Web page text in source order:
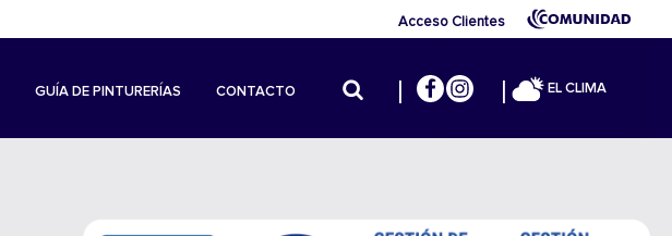
Acceso Clientes
GUÍA DE PINTURERÍAS CONTACTO EL CLIMA